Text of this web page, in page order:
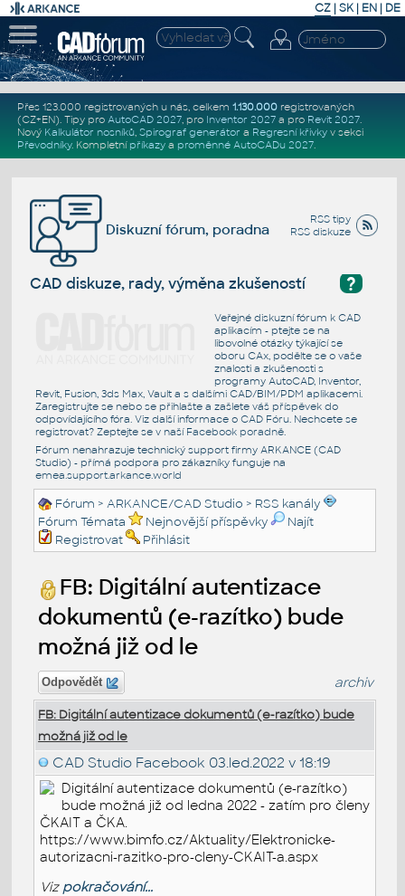
CZ | SK| EN | DE
Přes 123.000 registrovaných u nás, celkem 1.130.000registrovaných
(CZ+EN). Tipy pro AutoCAD 2027, pro Inventor 2027a pro Revit 2027.
Nový Kalkulátor nosníků, Spirograf generátor a Regresní křivkyv sekci
Převodníky. Kompletní příkazya proměnné AutoCADu 2027.
RSS tipy
RSS diskuze
Diskuzní fórum, poradna
?
CAD diskuze, rady, výměna zkušeností
Veřejné diskuzní fórum k CAD
aplikacím - ptejte se na
libovolné otázky týkající se
oboru CAx, podělte se o vaše
znalosti a zkušenosti s
programy AutoCAD, Inventor,
Revit, Fusion, 3ds Max, Vault a s dalšími CAD/BIM/PDM aplikacemi.
Zaregistrujte se nebo se přihlašte a zašlete váš příspěvek do
odpovídajícího fóra. Viz další informace o CAD Fóru. Nechcete se
registrovat? Zeptejte se v naší Facebook poradně.
Fórum nenahrazuje technický support firmy ARKANCE (CAD
Studio) - přímá podpora pro zákazníky funguje na
emea.support.arkance.world
Fórum >ARKANCE/CAD Studio > RSS kanály
Fórum Témata
Nejnovější příspěvky
Najít
Registrovat
Přihlásit
FB: Digitální autentizace
dokumentů (e-razítko) bude
možná již od le
Odpovědět archiv
FB: Digitální autentizace dokumentů (e-razítko) bude
možná již od le
CAD Studio Facebook 03.led.2022 v 18:19
Digitální autentizace dokumentů (e-razítko)
bude možná již od ledna 2022 - zatím pro členy
ČKAIT a ČKA.
https://www.bimfo.cz/Aktuality/Elektronicke-
autorizacni-razitko-pro-cleny-CKAIT-a.aspx
Viz pokračování...